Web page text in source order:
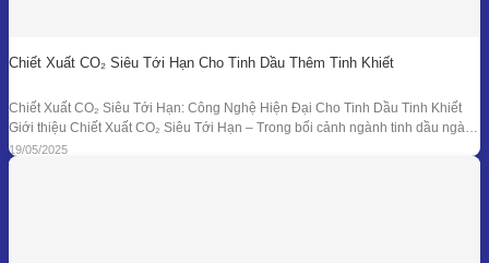
Chiết Xuất CO₂ Siêu Tới Hạn Cho Tinh Dầu Thêm Tinh Khiết
Chiết Xuất CO₂ Siêu Tới Hạn: Công Nghệ Hiện Đại Cho Tinh Dầu Tinh Khiết
Giới thiệu Chiết Xuất CO₂ Siêu Tới Hạn – Trong bối cảnh ngành tinh dầu ngày
càng đồi hỏi cao về độ tinh khiết, tính an toàn và hiệu quả sinh học, phương
pháp chiết xuất bằng CO₂ siêu tới
19/05/2025